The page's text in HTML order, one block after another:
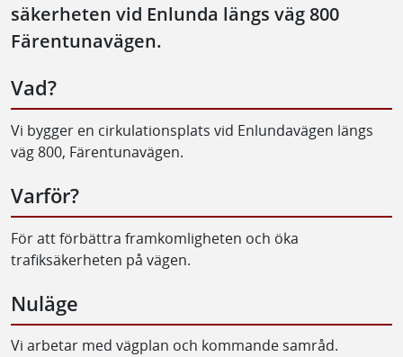
säkerheten vid Enlunda längs väg 800
Färentunavägen.
Vad?
Vi bygger en cirkulationsplats vid Enlundavägen längs
väg 800, Färentunavägen.
Varför?
För att förbättra framkomligheten och öka
trafiksäkerheten på vägen.
Nuläge
Vi arbetar med vägplan och kommande samråd.